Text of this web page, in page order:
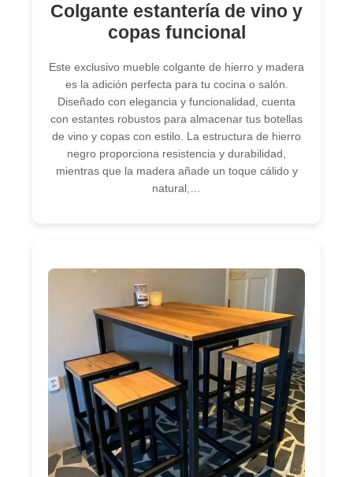
Colgante estantería de vino y
copas funcional
Este exclusivo mueble colgante de hierro y madera
es la adición perfecta para tu cocina o salón.
Diseñado con elegancia y funcionalidad, cuenta
con estantes robustos para almacenar tus botellas
de vino y copas con estilo. La estructura de hierro
negro proporciona resistencia y durabilidad,
mientras que la madera añade un toque cálido y
natural,…